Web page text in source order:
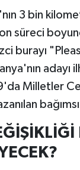
3 bin
süreci
burayı
Milletler